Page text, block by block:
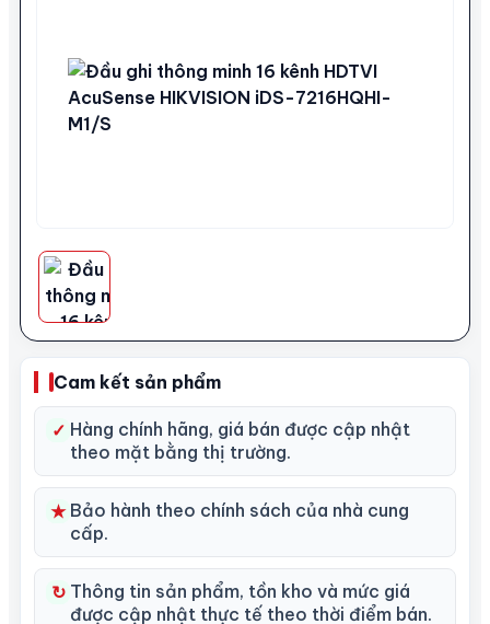
Cam kết sản phẩm
✓ Hàng chính hãng, giá bán được cập nhật
theo mặt bằng thị trường.
★ Bảo hành theo chính sách của nhà cung
cấp.
↻ Thông tin sản phẩm, tồn kho và mức giá
được cập nhật thực tế theo thời điểm bán.